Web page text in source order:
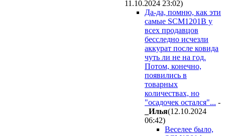
11.10.2024 23:02)
Да-да, помню, как эти
самые SCM1201B у
всех продавцов
бесследно исчезли
аккурат после ковида
чуть ли не на год.
Потом, конечно,
появились в
товарных
количествах, но
"осадочек остался"... -
_Илья(12.10.2024
06:42)
Веселее было,